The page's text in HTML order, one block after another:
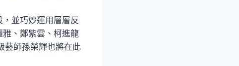
，並巧妙運用層層反
、鄭紫雲、柯進龍
藝師孫榮輝也將在此